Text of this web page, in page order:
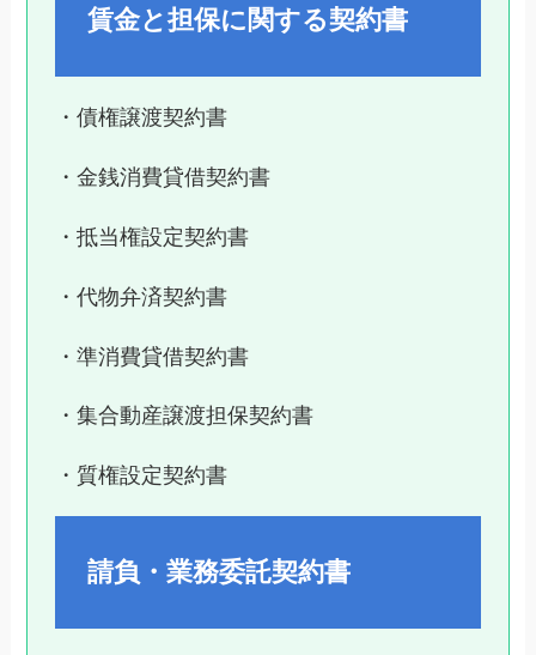
賃金と担保に関する契約書
・債権譲渡契約書
・金銭消費貸借契約書
・抵当権設定契約書
・代物弁済契約書
・準消費貸借契約書
・集合動産譲渡担保契約書
・質権設定契約書
請負・業務委託契約書